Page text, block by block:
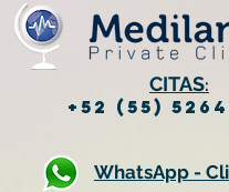
CITAS:
+52 (55)
WhatsApp -